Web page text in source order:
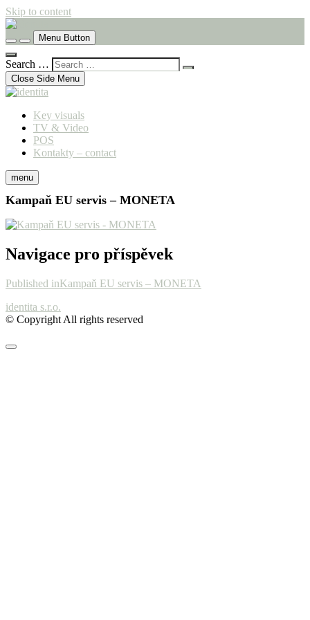
Skip to content
identita
komunikační agentura
Menu Button
Search …
Close Side Menu
Key visuals
TV & Video
POS
Kontakty – contact
menu
Kampaň EU servis – MONETA
Navigace pro příspěvek
Published inKampaň EU servis – MONETA
identita s.r.o.
© Copyright All rights reserved